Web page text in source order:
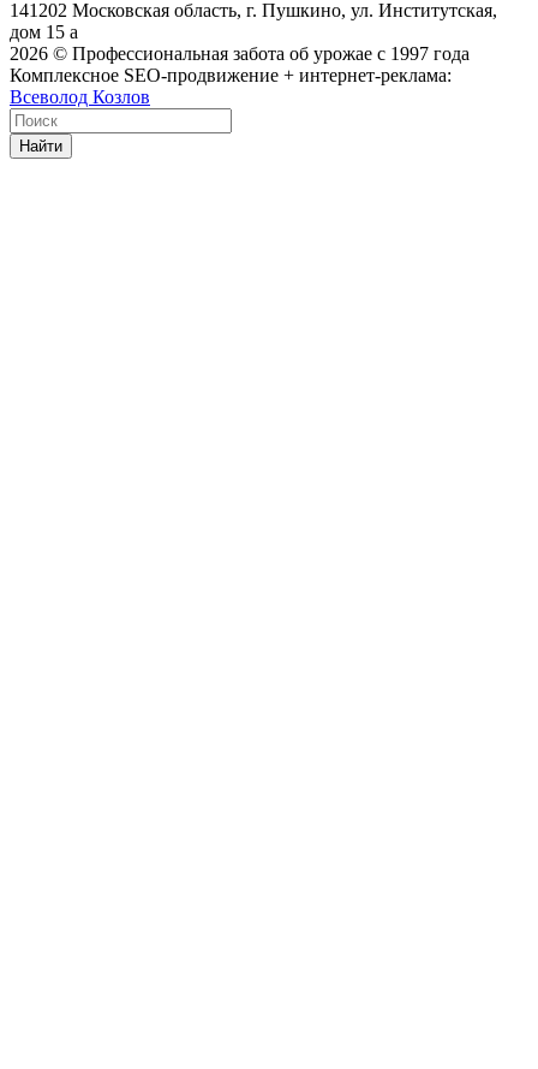
141202 Московская область, г. Пушкино, ул. Институтская,
дом 15 а
2026 © Профессиональная забота об урожае с 1997 года
Комплексное SEO-продвижение + интернет-реклама:
Всеволод Козлов
Найти